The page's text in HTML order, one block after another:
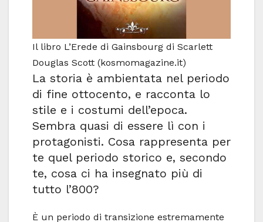
Il libro L’Erede di Gainsbourg di Scarlett
Douglas Scott (kosmomagazine.it)
La storia è ambientata nel periodo
di fine ottocento, e racconta lo
stile e i costumi dell’epoca.
Sembra quasi di essere lì con i
protagonisti. Cosa rappresenta per
te quel periodo storico e, secondo
te, cosa ci ha insegnato più di
tutto l’800?
È un periodo di transizione estremamente